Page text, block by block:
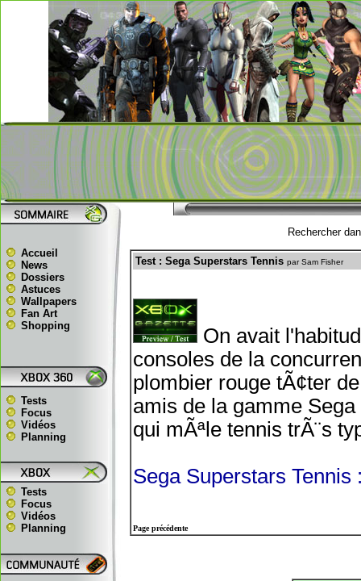
Accueil
News
Dossiers
Astuces
Wallpapers
Fan Art
Shopping
Tests
Focus
Vidéos
Planning
Tests
Focus
Vidéos
Planning
Rechercher
Test : Sega Superstars Tennis par Sam Fisher
On avait
consoles de la
plombier rouge tÃ¢ter
amis de la gamme
qui mÃªle tennis trÃ¨s
Sega Superstars Tennis
Page précédente